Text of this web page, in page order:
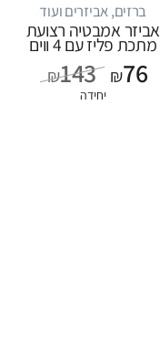
ברזים, אביזרים ועוד
אביזר אמבטיה רצועת
מתכת פליז עם 4 ווים
₪143 ₪76
יחידה